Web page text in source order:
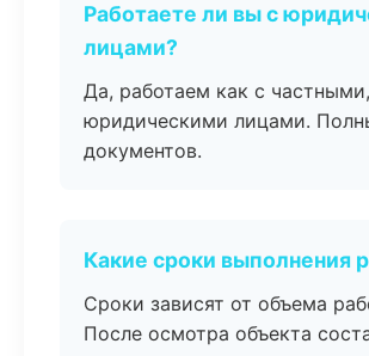
Работаете ли вы с
лицами?
Да, работаем как с
юридическими лицами.
документов.
Какие сроки выполнения
Сроки зависят от объема
После осмотра объекта